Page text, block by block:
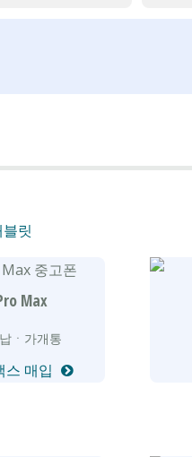
릿
Max
ㆍ가개통
스 매입